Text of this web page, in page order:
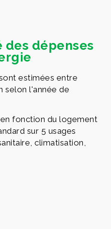
des dépenses
estimées entre
selon l'année de
fonction du logement
sur 5 usages
climatisation,